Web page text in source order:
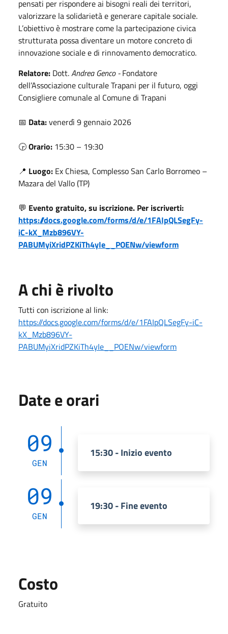
pensati per rispondere ai bisogni reali dei territori,
valorizzare la solidarietà e generare capitale sociale.
L’obiettivo è mostrare come la partecipazione civica
strutturata possa diventare un motore concreto di
innovazione sociale e di rinnovamento democratico.
Relatore: Dott.Andrea Genco -Fondatore
dell’Associazione culturale Trapani per il futuro, oggi
Consigliere comunale al Comune di Trapani
📅 Data:venerdì 9 gennaio 2026
🕞Orario: 15:30 – 19:30
📍 Luogo: Ex Chiesa, Complesso San Carlo Borromeo –
Mazara del Vallo (TP)
💬 Evento gratuito, su iscrizione. Per iscriverti:
https://docs.google.com/forms/d/e/1FAIpQLSegFy-
iC-kX_Mzb896VY-
PABUMyiXridPZKiTh4yIe__POENw/viewform
A chi è rivolto
Tutti con iscrizione al link:
https://docs.google.com/forms/d/e/1FAIpQLSegFy-iC-
kX_Mzb896VY-
PABUMyiXridPZKiTh4yIe__POENw/viewform
Date e orari
09
GEN
15:30 - Inizio evento
09
GEN
19:30 - Fine evento
Costo
Gratuito